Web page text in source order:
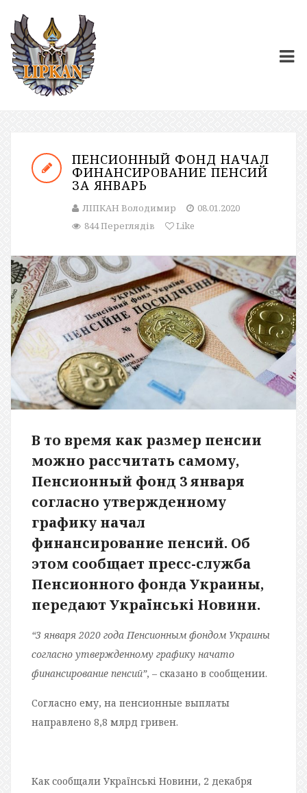
ПЕНСИОННЫЙ ФОНД НАЧАЛ
ФИНАНСИРОВАНИЕ ПЕНСИЙ
ЗА ЯНВАРЬ
ЛІПКАН Володимир
08.01.2020
844 Переглядів
Like
В то время как размер пенсии
можно рассчитать самому,
Пенсионный фонд 3 января
согласно утвержденному
графику начал
финансирование пенсий. Об
этом сообщает пресс-служба
Пенсионного фонда Украины,
передают Українські Новини.
“3 января 2020 года Пенсионным фондом Украины
согласно утвержденному графику начато
финансирование пенсий”, – сказано в сообщении.
Согласно ему, на пенсионные выплаты
направлено 8,8 млрд гривен.
Как сообщали Українські Новини, 2 декабря